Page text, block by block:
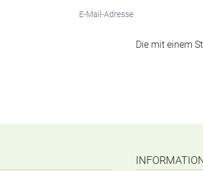
Die mit einem